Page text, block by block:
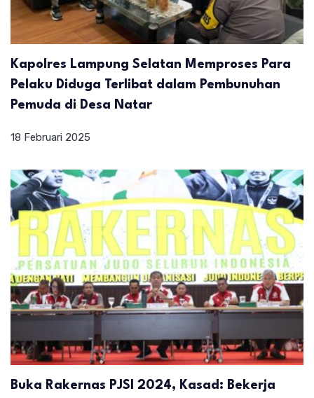
Kapolres Lampung Selatan Memproses Para
Pelaku Diduga Terlibat dalam Pembunuhan
Pemuda di Desa Natar
18 Februari 2025
Buka Rakernas PJSI 2024, Kasad: Bekerja